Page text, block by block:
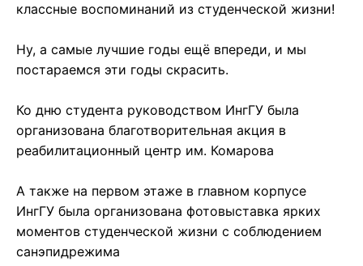
классные воспоминаний из студенческой жизни!
Ну, а самые лучшие годы ещё впереди, и мы
постараемся эти годы скрасить.
Ко дню студента руководством ИнгГУ была
организована благотворительная акция в
реабилитационный центр им. Комарова
А также на первом этаже в главном корпусе
ИнгГУ была организована фотовыставка ярких
моментов студенческой жизни с соблюдением
санэпидрежима